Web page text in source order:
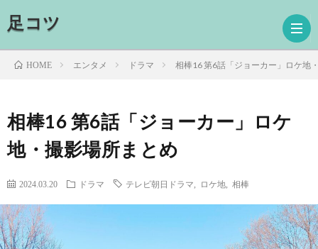
足コツ
マ
画
読
HOME エンタメ ドラマ 相棒16 第6話「ジョーカー」ロケ地
相棒16 第6話「ジョーカー」ロケ
地・撮影場所まとめ
2024.03.20 ドラマ テレビ朝日ドラマ ロケ地 相棒